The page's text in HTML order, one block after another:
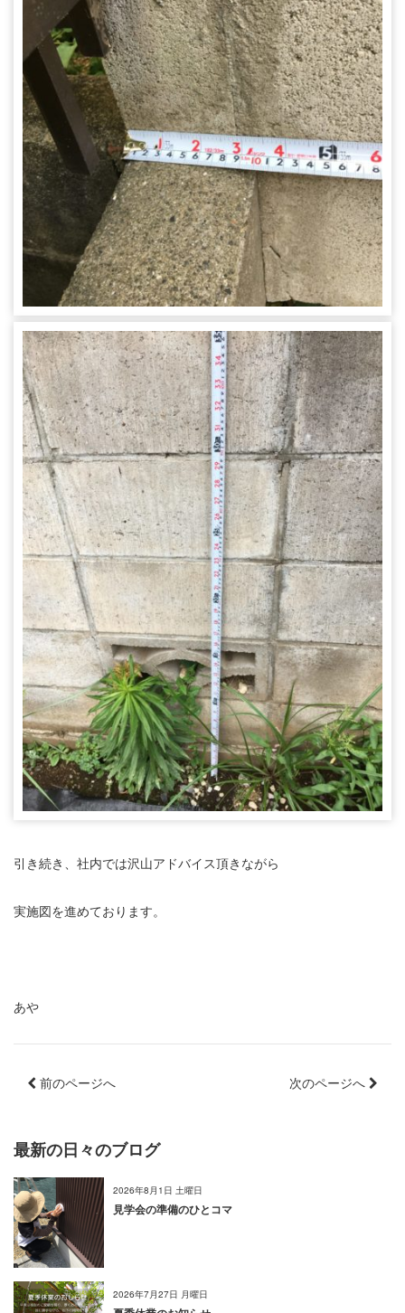
引き続き、社内では沢山アドバイス頂きながら
実施図を進めております。
あや
前のページへ 次のページへ
最新の日々のブログ
2026年8月1日 土曜日
見学会の準備のひとコマ
2026年7月27日 月曜日